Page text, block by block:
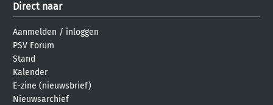
Direct naar
Aanmelden / inloggen
PSV Forum
Stand
Kalender
E-zine (nieuwsbrief)
Nieuwsarchief